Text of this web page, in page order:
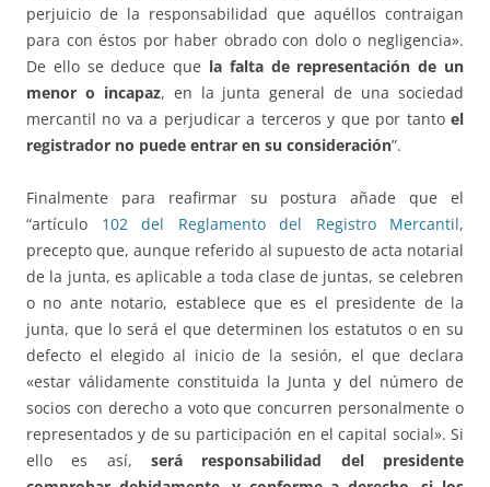
perjuicio de la responsabilidad que aquéllos contraigan
para con éstos por haber obrado con dolo o negligencia».
De ello se deduce que la falta de representación de un
menor o incapaz, en la junta general de una sociedad
mercantil no va a perjudicar a terceros y que por tanto el
registrador no puede entrar en su consideración”.
Finalmente para reafirmar su postura añade que el
“artículo 102 del Reglamento del Registro Mercantil,
precepto que, aunque referido al supuesto de acta notarial
de la junta, es aplicable a toda clase de juntas, se celebren
o no ante notario, establece que es el presidente de la
junta, que lo será el que determinen los estatutos o en su
defecto el elegido al inicio de la sesión, el que declara
«estar válidamente constituida la Junta y del número de
socios con derecho a voto que concurren personalmente o
representados y de su participación en el capital social». Si
ello es así, será responsabilidad del presidente